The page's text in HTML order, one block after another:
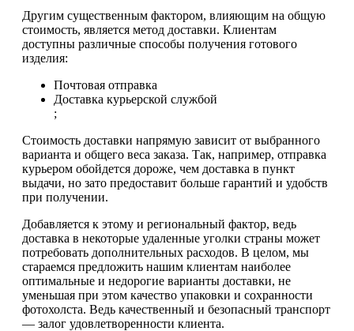
Другим существенным фактором, влияющим на общую
стоимость, является метод доставки. Клиентам
доступны различные способы получения готового
изделия:
Почтовая отправка
Доставка курьерской службой
;
Стоимость доставки напрямую зависит от выбранного
варианта и общего веса заказа. Так, например, отправка
курьером обойдется дороже, чем доставка в пункт
выдачи, но зато предоставит больше гарантий и удобств
при получении.
Добавляется к этому и региональный фактор, ведь
доставка в некоторые удаленные уголки страны может
потребовать дополнительных расходов. В целом, мы
стараемся предложить нашим клиентам наиболее
оптимальные и недорогие варианты доставки, не
уменьшая при этом качество упаковки и сохранности
фотохолста. Ведь качественный и безопасный транспорт
— залог удовлетворенности клиента.